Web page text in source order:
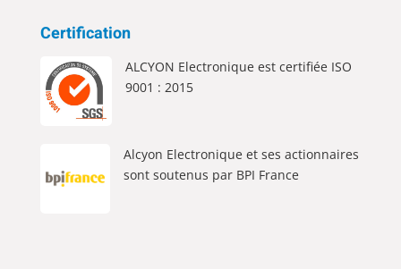
Certification
ALCYON Electronique est certifiée ISO
9001 : 2015
Alcyon Electronique et ses actionnaires
sont soutenus par BPI France